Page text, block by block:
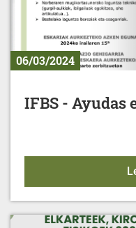
06/03/2024
IFBS - Ayudas